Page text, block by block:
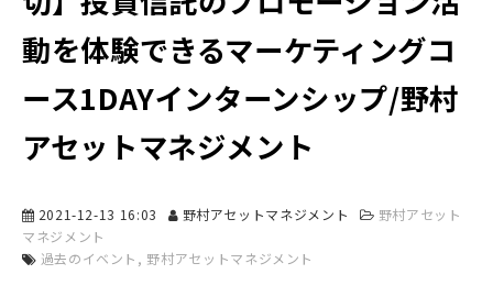
動を体験できるマーケティングコ
ース1DAYインターンシップ/野村
アセットマネジメント
2021-12-13 16:03 野村アセットマネジメント
野村アセット
マネジメント
過去のイベント
野村アセットマネジメント